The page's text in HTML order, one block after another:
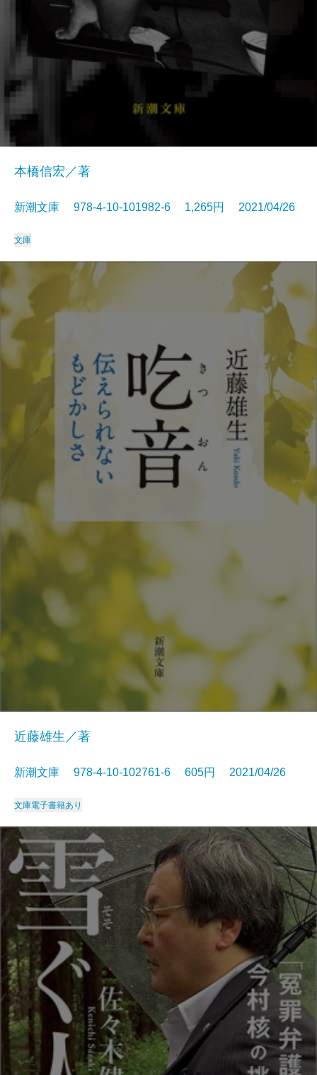
本橋信宏／著
新潮文庫 978-4-10-101982-6 1,265円 2021/04/26
文庫
近藤雄生／著
新潮文庫 978-4-10-102761-6 605円 2021/04/26
文庫電子書籍あり